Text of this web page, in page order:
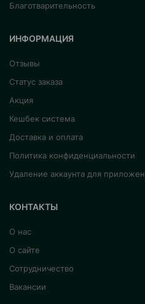
Благотварительность
ИНФОРМАЦИЯ
Отзывы
Статус заказа
Акция
Кешбек система
Доставка и оплата
Политика конфиденциальности
Удаление аккаунта для
КОНТАКТЫ
О нас
О сайте
Сотрудничество
Вакансии